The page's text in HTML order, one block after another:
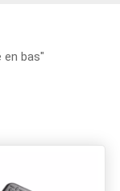
bas"